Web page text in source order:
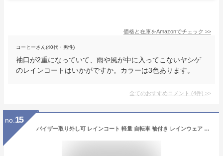
価格と在庫をAmazonでチェック >>
コーヒーさん(40代・男性)
袖口が2重になっていて、雨や風が中に入ってこないヤシゲ
のレインコートはいかがですか。カラーは3色あります。
全てのおすすめコメント (4件) >
no. 15
バイザー取り外し可 レインコート 軽量 自転車 袖付き レインウェア 袖あり 防水 軽い ママ 送迎 通勤 通学 カッパ おしゃれ ロング丈 クリアバイザー ツバ付き 自転車用レインコート かわいい レインポンチョ